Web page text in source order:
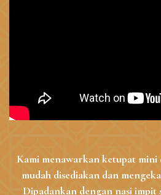
Kami menawarkan ketupat
mudah disediakan dan
Dipadankan dengan nasi impit